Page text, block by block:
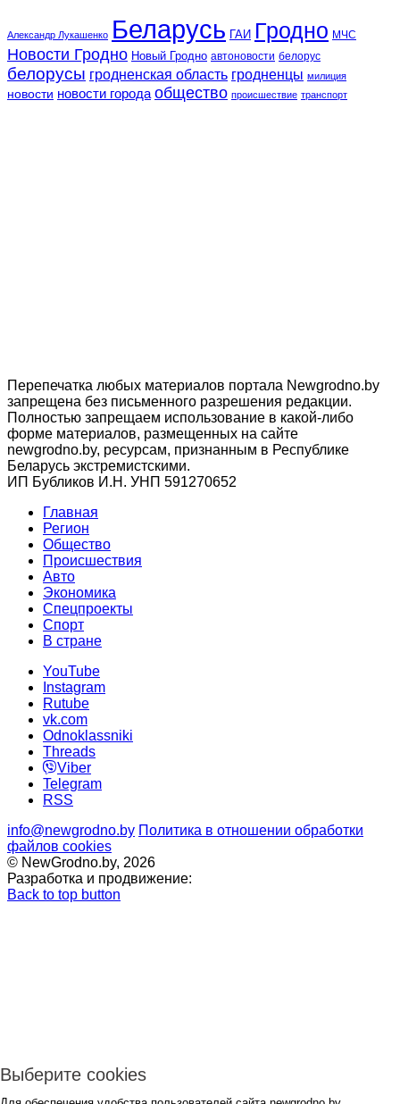
Александр Лукашенко Беларусь ГАИ Гродно МЧС
Новости Гродно Новый Гродно автоновости белорус
белорусы гродненская область гродненцы милиция
новости новости города общество происшествие транспорт
Перепечатка любых материалов портала Newgrodno.by
запрещена без письменного разрешения редакции.
Полностью запрещаем использование в какой-либо
форме материалов, размещенных на сайте
newgrodno.by, ресурсам, признанным в Республике
Беларусь экстремистскими.
ИП Бубликов И.Н. УНП 591270652
Главная
Регион
Общество
Происшествия
Авто
Экономика
Спецпроекты
Cпорт
В стране
YouTube
Instagram
Rutube
vk.com
Odnoklassniki
Threads
Viber
Telegram
RSS
info@newgrodno.by Политика в отношении обработки
файлов cookies
© NewGrodno.by, 2026
Разработка и продвижение:
Back to top button
Выберите cookies